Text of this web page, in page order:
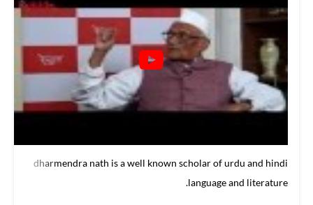
dharmendra nath is a well known scholar of urdu and hindi
language and literature.